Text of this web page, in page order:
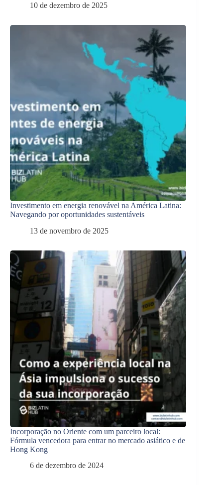
10 de dezembro de 2025
Investimento em energia renovável na América Latina:
Navegando por oportunidades sustentáveis
13 de novembro de 2025
Incorporação no Oriente com um parceiro local:
Fórmula vencedora para entrar no mercado asiático e de
Hong Kong
6 de dezembro de 2024